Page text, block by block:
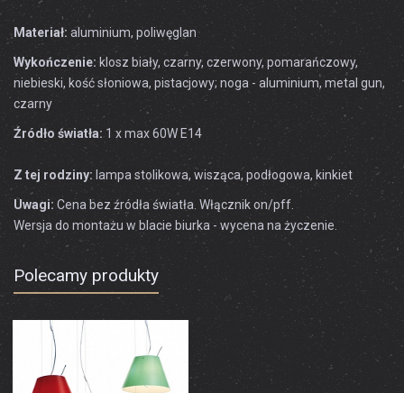
Materiał: aluminium, poliwęglan
Wykończenie:klosz biały, czarny, czerwony, pomarańczowy,
niebieski, kość słoniowa, pistacjowy; noga - aluminium, metal gun,
czarny
Źródło światła:1 x max 60W E14
Z tej rodziny: lampa stolikowa, wisząca, podłogowa, kinkiet
Uwagi: Cena bez źródła światła. Włącznik on/pff.
Wersja do montażu w blacie biurka - wycena na życzenie.
Polecamy produkty